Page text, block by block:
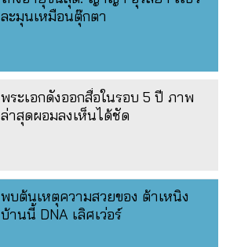
ละมุนเหมือนตุ๊กตา
พระเอกดังออกสื่อในรอบ 5 ปี ภาพ
ล่าสุดผอมลงเห็นได้ชัด
พบต้นเหตุความสวยของ ต้าเหนิง
บ้านนี้ DNA เลิศเว่อร์